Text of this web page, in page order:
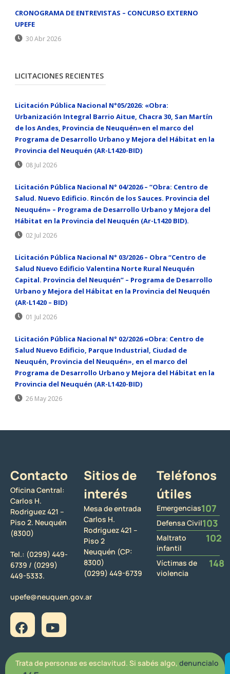
CRONOGRAMA DE ENTREVISTAS – CONCURSO EXTERNO
UPEFE
30 Abr 2026
LICITACIONES RECIENTES
Licitación Pública Nacional N°05/2026: «Obra:
Urbanización Integral Barrio Aitue, Chacra 30, San Martín
de los Andes, Provincia de Neuquén»en el marco del
Programa de Desarrollo Urbano y Mejora del Hábitat en la
Provincia del Neuquén (AR-L1420-BID)
08 Jul 2026
Licitación Pública Nacional N° 04/2026 – “Obra: Centro de
Salud. Nuevo Edificio. Rincón de los Sauces. Provincia del
Neuquén» – Programa de Desarrollo Urbano y Mejora del
Hábitat en la Provincia del Neuquén (Ar-L1420 BID).
02 Jul 2026
Licitación Pública Nacional N° 03/2026 – Obra “Centro de
Salud Nuevo Edificio Valentina Norte Rural Neuquén
Capital. Provincia del Neuquén” – Programa de Desarrollo
Urbano y Mejora del Hábitat en la Provincia del Neuquén
(AR-L1420 – BID)
01 Jul 2026
Licitación Pública Nacional N° 02/2026 «Obra: Centro de
Salud Nuevo Edificio, Parque Industrial, Ciudad de
Neuquén, Provincia del Neuquén», en el marco del
Programa de Desarrollo Urbano y Mejora del Hábitat en la
Provincia del Neuquén (AR-L1420-BID)
26 May 2026
Contacto
Oficina Central:
Carlos H.
Rodriguez 421 –
Piso 2. Neuquén
(8300)
Tel.: (0299) 449-
6739 / (0299)
449-5333.
upefe@neuquen.gov.ar
Sitios de
interés
Mesa de entrada
Carlos H.
Rodriguez 421 –
Piso 2
Neuquén (CP:
8300)
(0299) 449-6739
Teléfonos
útiles
Emergencias107
Defensa Civil103
Maltrato
infantil
102
Víctimas de
violencia
148
Trata de personas es esclavitud. Si sabés algo, denuncialo